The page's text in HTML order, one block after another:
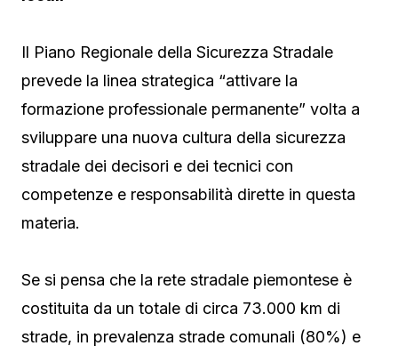
Il Piano Regionale della Sicurezza Stradale
prevede la linea strategica “attivare la
formazione professionale permanente” volta a
sviluppare una nuova cultura della sicurezza
stradale dei decisori e dei tecnici con
competenze e responsabilità dirette in questa
materia.
Se si pensa che la rete stradale piemontese è
costituita da un totale di circa 73.000 km di
strade, in prevalenza strade comunali (80%) e